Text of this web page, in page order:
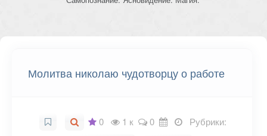
Молитва николаю чудотворцу о работе
0 1 к 0
Рубрики: